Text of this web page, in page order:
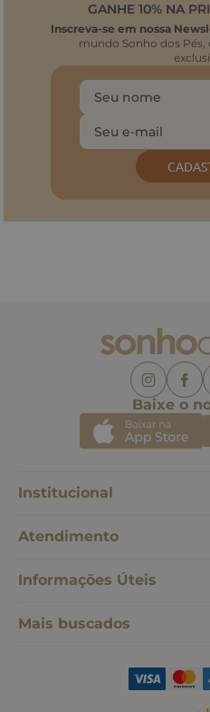
GANHE 10% NA
Inscreva-se em nossa
mundo Sonho dos
Baixe o
Institucional
Atendimento
Informações Úteis
Mais buscados